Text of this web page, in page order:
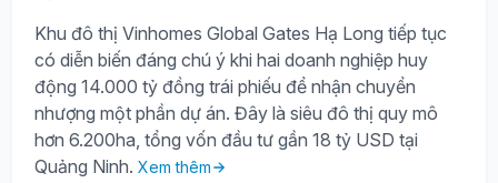
Khu đô thị Vinhomes Global Gates Hạ Long tiếp tục
có diễn biến đáng chú ý khi hai doanh nghiệp huy
động 14.000 tỷ đồng trái phiếu để nhận chuyển
nhượng một phần dự án. Đây là siêu đô thị quy mô
hơn 6.200ha, tổng vốn đầu tư gần 18 tỷ USD tại
Quảng Ninh. Xem thêm